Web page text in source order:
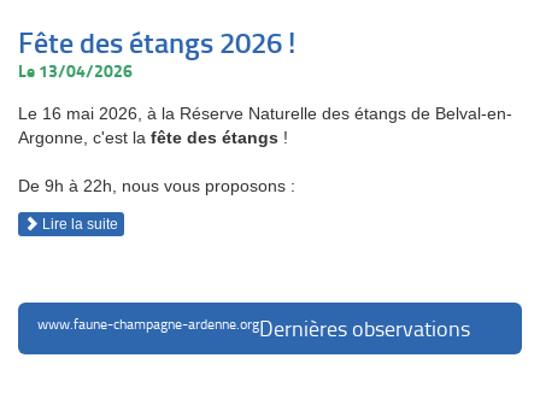
Fête des étangs 2026 !
Le 13/04/2026
Le 16 mai 2026, à la Réserve Naturelle des étangs de Belval-en-
Argonne, c'est la fête des étangs !
De 9h à 22h, nous vous proposons :
Lire la suite
Dernières observations
www.faune-champagne-ardenne.org